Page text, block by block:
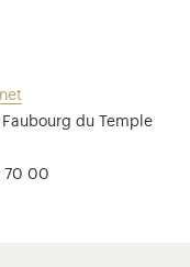
du Temple
70 00